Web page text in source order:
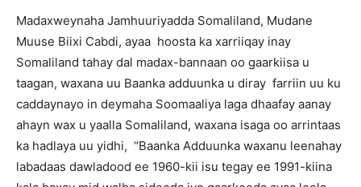
Madaxweynaha Jamhuuriyadda Somaliland, Mudane
Muuse Biixi Cabdi, ayaa hoosta ka xarriiqay inay
Somaliland tahay dal madax-bannaan oo gaarkiisa u
taagan, waxana uu Baanka adduunka u diray farriin uu ku
caddaynayo in deymaha Soomaaliya laga dhaafay aanay
ahayn wax u yaalla Somaliland, waxana isaga oo arrintaas
ka hadlaya uu yidhi, “Baanka Adduunka waxanu leenahay
labadaas dawladood ee 1960-kii isu tegay ee 1991-kiina